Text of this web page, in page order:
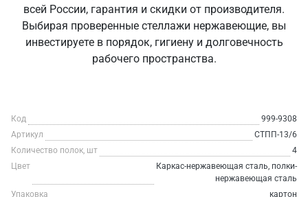
всей России, гарантия и скидки от производителя.
Выбирая проверенные стеллажи нержавеющие, вы
инвестируете в порядок, гигиену и долговечность
рабочего пространства.
Код
999-9308
Артикул
СТПП-13/6
Количество полок, шт
4
Цвет
Каркас-нержавеющая сталь, полки-
нержавеющая сталь
Упаковка
картон